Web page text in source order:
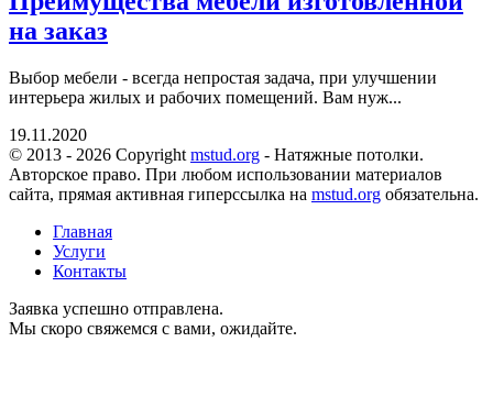
на заказ
Выбор мебели - всегда непростая задача, при улучшении
интерьера жилых и рабочих помещений. Вам нуж...
19.11.2020
© 2013 - 2026 Copyright mstud.org - Натяжные потолки.
Авторское право. При любом использовании материалов
сайта, прямая активная гиперссылка на mstud.org обязательна.
Главная
Услуги
Контакты
Заявка успешно отправлена.
Мы скоро свяжемся с вами, ожидайте.